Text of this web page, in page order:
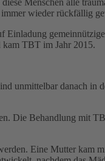
wieder rückfällig
TBT im Jahr 2015.
unmittelbar danach in
Die Behandlung mit
Eine Mutter kam